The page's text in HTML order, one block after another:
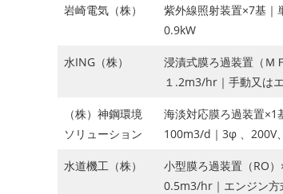
岩崎電気（株）
紫外線照射装置×7基
0.9kW
水ING（株）
浸漬式膜ろ過装置（Ｍ
１.2m3/hr｜手動又は
（株）神鋼環境
ソリューション
海淡対応膜ろ過装置
100m3/d｜3φ 、200V
水道機工（株）
小型膜ろ過装置（RO
0.5m3/hr｜エンジン方